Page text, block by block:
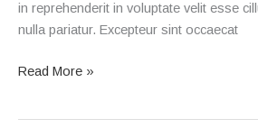
in reprehenderit in voluptate velit esse
nulla pariatur. Excepteur sint occaecat
Read More »